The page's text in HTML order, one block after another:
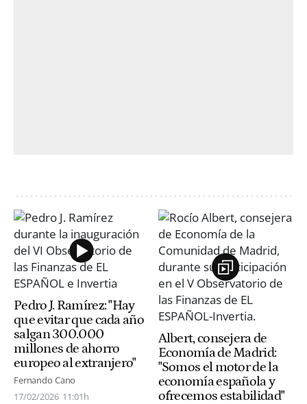
Pedro J. Ramírez: "Hay
que evitar que cada año
salgan 300.000
millones de ahorro
europeo al extranjero"
Fernando Cano
17/02/2026 11:01h
Albert, consejera de
Economía de Madrid:
"Somos el motor de la
economía española y
ofrecemos estabilidad"